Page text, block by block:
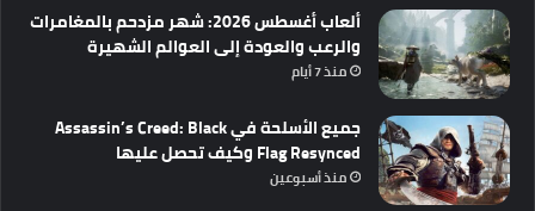
ألعاب أغسطس 2026: شهر مزدحم بالمغامرات
والرعب والعودة إلى العوالم الشهيرة
منذ 7 أيام
جميع الأسلحة في Assassin’s Creed: Black
Flag Resynced وكيف تحصل عليها
منذ أسبوعين